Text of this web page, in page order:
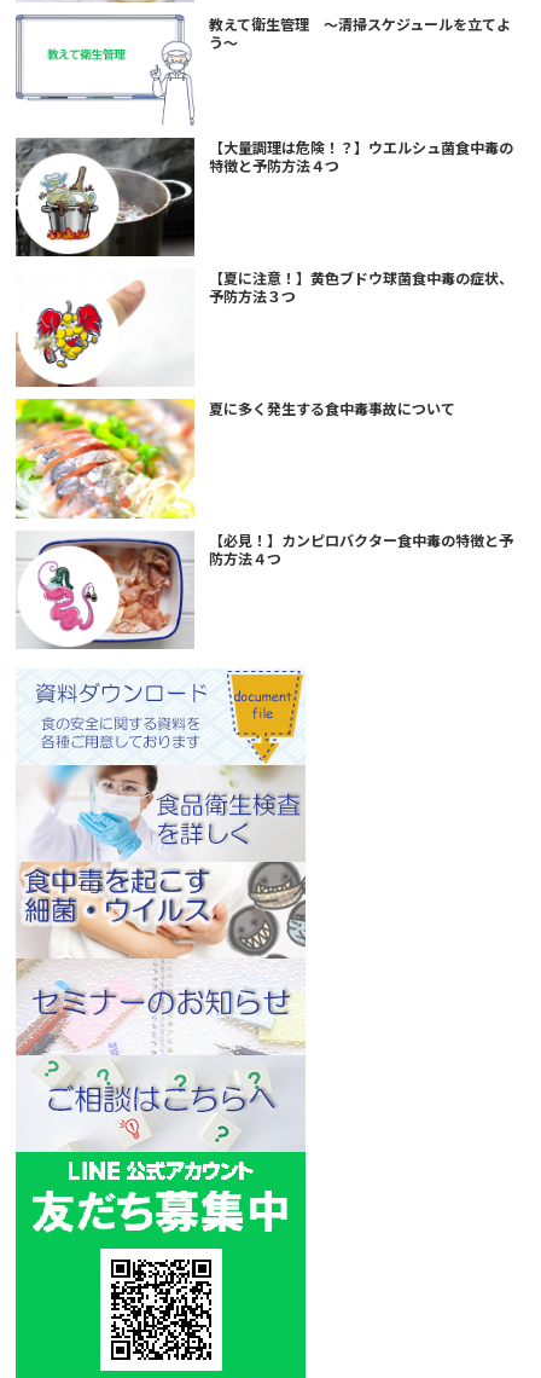
教えて衛生管理 ～清掃スケジュールを立てよ
う～
【大量調理は危険！？】ウエルシュ菌食中毒の
特徴と予防方法４つ
【夏に注意！】黄色ブドウ球菌食中毒の症状、
予防方法３つ
夏に多く発生する食中毒事故について
【必見！】カンピロバクター食中毒の特徴と予
防方法４つ